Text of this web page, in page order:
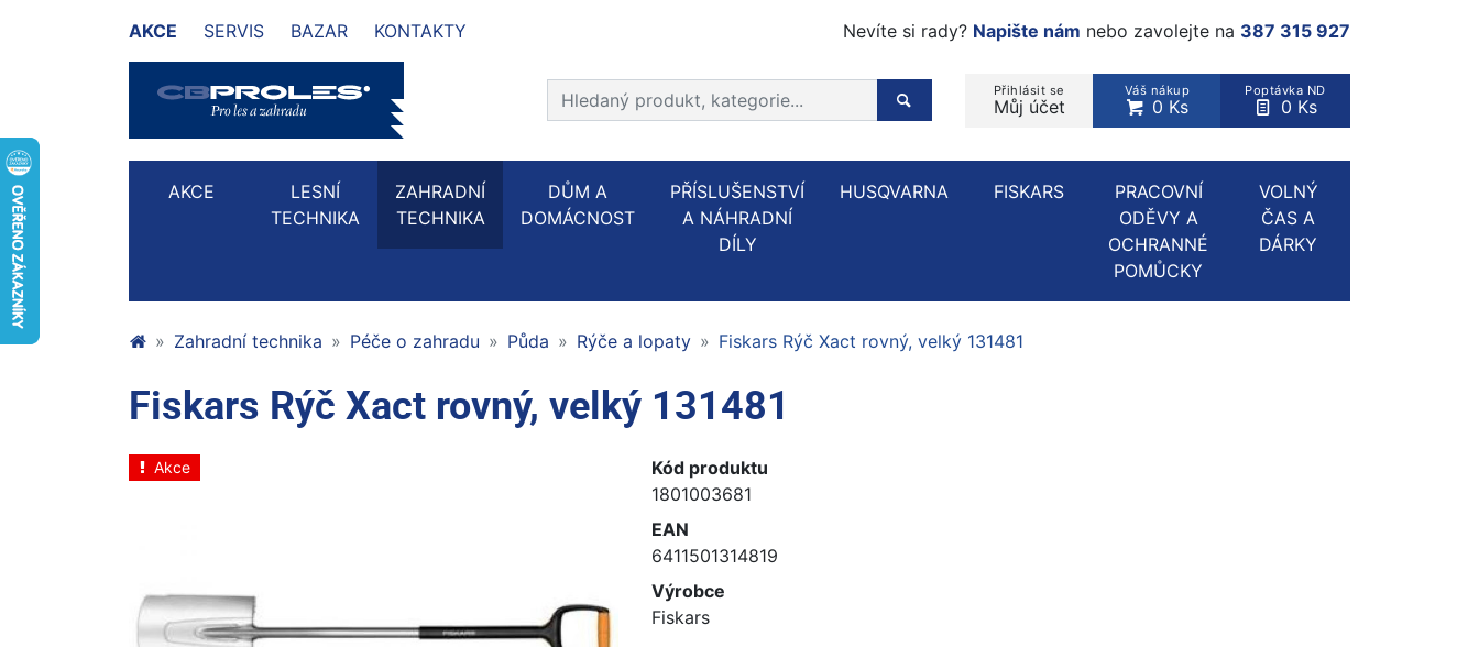
AKCE SERVIS BAZAR KONTAKTY Nevíte si rady? Napište nám nebo zavolejte na 387 315 927
Přihlásit se
Můj účet
Váš nákup
0 Ks
Poptávka ND
0 Ks
Prohledat web
Hledaný produkt, kategorie...
AKCE
LESNÍ
TECHNIKA
ZAHRADNÍ
TECHNIKA
DŮM A
DOMÁCNOST
PŘÍSLUŠENSTVÍ
A NÁHRADNÍ
DÍLY
HUSQVARNA FISKARS
PRACOVNÍ
ODĚVY A
OCHRANNÉ
POMŮCKY
VOLNÝ
ČAS A
DÁRKY
Zahradní technika Péče o zahradu Půda Rýče a lopaty Fiskars Rýč Xact rovný, velký 131481
Fiskars Rýč Xact rovný, velký 131481
Akce
Kód produktu
1801003681
EAN
6411501314819
Výrobce
Fiskars